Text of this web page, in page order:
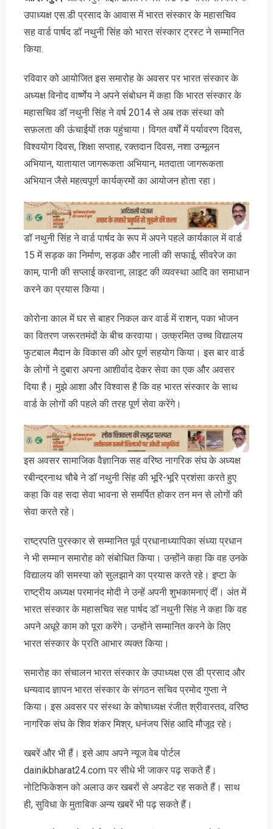
उपाध्यक्ष एस.डी प्रसाद के आवास में भारत संस्कार के महासचिव
सह वार्ड पार्षद डॉ नथुनी सिंह को भारत संस्कार ट्रस्ट ने सम्मानित
किया.
रविवार को आयोजित इस समारोह के अवसर पर भारत संस्कार के
अध्यक्ष विनोद वार्ष्णेय ने अपने संबोधन में कहा कि भारत संस्कार के
महासचिव डॉ नथुनी सिंह ने वर्ष 2014 से अब तक संस्था को
सफ़लता की ऊंचाईयों तक पहुंचाया। विगत वर्षों में पर्यावरण दिवस,
विश्वयोग दिवस, शिक्षा सप्ताह, रक्तदान दिवस, नशा उन्मूलन
अभियान, यातायात जागरूकता अभियान, मतदाता जागरूकता
अभियान जैसे महत्वपूर्ण कार्यक्रमों का आयोजन होता रहा।
डॉ नथुनी सिंह ने वार्ड पार्षद के रूप में अपने पहले कार्यकाल में वार्ड
15 में सड़क का निर्माण, सड़क और नाली की सफाई, सीवरेज का
काम, पानी की सप्लाई करवाना, लाइट की व्यवस्था आदि का समाधान
करने का प्रयास किया।
कोरोना काल में घर से बाहर निकल कर वार्ड में राशन, पका भोजन
का वितरण जरूरतमंदों के बीच करवाया। उत्क्रमित उच्च विद्यालय
फुटबाल मैदान के विकास की ओर पूर्ण सहयोग किया। इस बार वार्ड
के लोगों ने दुबारा अपना आशीर्वाद देकर सेवा का एक और अवसर
दिया है। मुझे आशा और विश्वास है कि वह भारत संस्कार के साथ
वार्ड के लोगों की पहले की तरह पूर्ण सेवा करेंगे।
इस अवसर सामाजिक वैज्ञानिक सह वरिष्ठ नागरिक संघ के अध्यक्ष
रबीन्द्रनाथ चौबे ने डॉ नथुनी सिंह की भूरि-भूरि प्रशंसा करते हुए
कहा कि वह सदा सेवा भावना से समर्पित होकर तन मन से लोगों की
सेवा करते रहे।
राष्ट्रपति पुरस्कार से सम्मानित पूर्व प्रधानाध्यापिका संध्या प्रधान
ने भी सम्मान समारोह को संबोधित किया। उन्होंने कहा कि वह उनके
विद्यालय की समस्या को सुलझाने का प्रयास करते रहे। इप्टा के
राष्ट्रीय अध्यक्ष परमानंद मोदी ने उन्हें अपनी शुभकामनाएं दीं। अंत में
भारत संस्कार के महासचिव सह पार्षद डॉ नथुनी सिंह ने कहा कि वह
अपने अधूरे काम को पूरा करेंगे। उन्होंने सम्मानित करने के लिए
भारत संस्कार के प्रति आभार व्यक्त किया।
समारोह का संचालन भारत संस्कार के उपाध्यक्ष एस डी प्रसाद और
धन्यवाद ज्ञापन भारत संस्कार के संगठन सचिव प्रमोद गुप्ता ने
किया। इस अवसर पर संस्था के कोषाध्यक्ष रंजीत श्रीवास्तव, वरिष्ठ
नागरिक संघ के शिव शंकर मिश्र, धनंजय सिंह आदि मौजूद रहे।
खबरें और भी हैं। इसे आप अपने न्‍यूज वेब पोर्टल
dainikbharat24.com पर सीधे भी जाकर पढ़ सकते हैं।
नोटिफिकेशन को अलाउ कर खबरों से अपडेट रह सकते हैं। साथ
ही, सुविधा के मुताबिक अन्‍य खबरें भी पढ़ सकते हैं।